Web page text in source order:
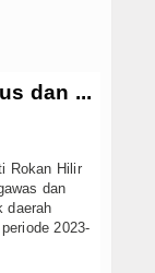
dan ...
Rokan Hilir
dan
daerah
2023-